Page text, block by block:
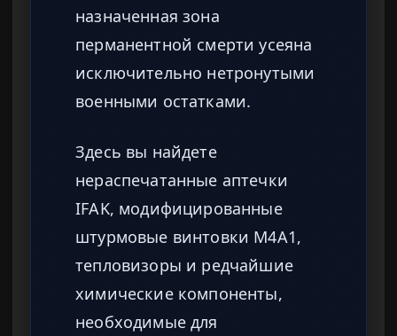
назначенная зона
перманентной смерти усеяна
исключительно нетронутыми
военными остатками.
Здесь вы найдете
нераспечатанные аптечки
IFAK, модифицированные
штурмовые винтовки M4A1,
тепловизоры и редчайшие
химические компоненты,
необходимые для